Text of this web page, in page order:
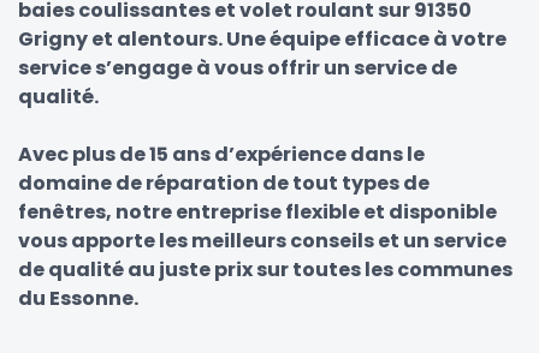
baies coulissantes et volet roulant sur 91350
Grigny et alentours. Une équipe efficace à votre
service s’engage à vous offrir un service de
qualité.
Avec plus de 15 ans d’expérience dans le
domaine de réparation de tout types de
fenêtres, notre entreprise flexible et disponible
vous apporte les meilleurs conseils et un service
de qualité au juste prix sur toutes les communes
du Essonne.